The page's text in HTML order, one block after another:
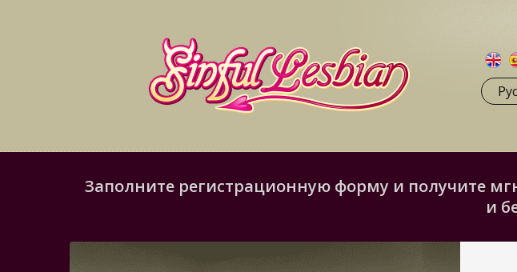
Заполните регистрационную форму и получите
и